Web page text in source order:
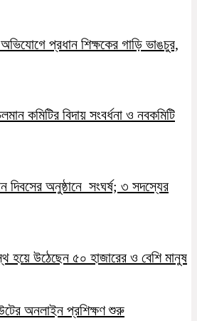
অভিযোগে প্রধান শিক্ষকের গাড়ি ভাঙচুর,
কমিটির বিদায় সংবর্ধনা ও নবকমিটি
অনুষ্ঠানে সংঘর্ষ; ৩ সদস্যের
হয়ে উঠেছেন ৫০ হাজারের ও বেশি মানুষ
অনলাইন প্রশিক্ষণ শুরু